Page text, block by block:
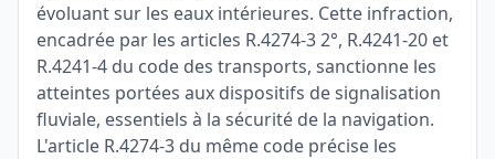
évoluant sur les eaux intérieures. Cette infraction,
encadrée par les articles R.4274-3 2°, R.4241-20 et
R.4241-4 du code des transports, sanctionne les
atteintes portées aux dispositifs de signalisation
fluviale, essentiels à la sécurité de la navigation.
L'article R.4274-3 du même code précise les